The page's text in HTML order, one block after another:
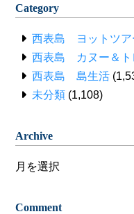
Category
西表島 ヨットツア
西表島 カヌー＆ト
西表島 島生活
未分類 (1,108)
Archive
Archive
Comment